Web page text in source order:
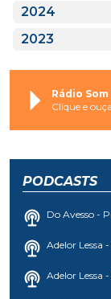
2024
2023
Rádio
Clique e
PODCASTS
Do Avesso -
Adelor Lessa
Adelor Lessa